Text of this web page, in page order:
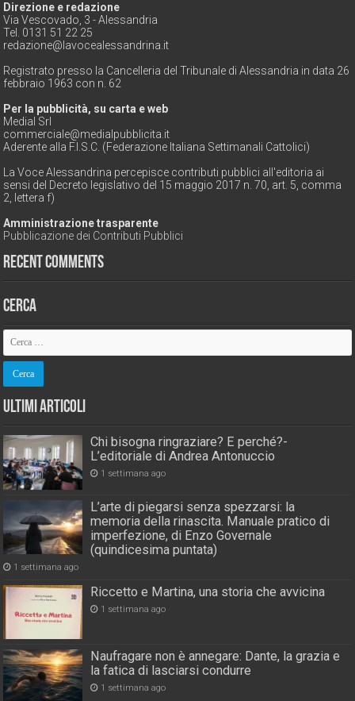
Direzione e redazione
Via Vescovado, 3 - Alessandria
Tel. 0131 51 22 25
redazione@lavocealessandrina.it
Registrato presso la Cancelleria del Tribunale di Alessandria in data 26
febbraio 1963 con n. 62
Per la pubblicità, su carta e web
Medial Srl
commerciale@medialpubblicita.it
Aderente alla F.I.S.C. (Federazione Italiana Settimanali Cattolici)
La Voce Alessandrina percepisce contributi pubblici all'editoria ai
sensi del Decreto legislativo del 15 maggio 2017 n. 70, art. 5, comma
2, lettera f)
Amministrazione trasparente
Pubblicazione dei Contributi Pubblici
Recent Comments
Cerca
Ultimi Articoli
Chi bisogna ringraziare? E perché?-
L’editoriale di Andrea Antonuccio
1 settimana ago
L’arte di piegarsi senza spezzarsi: la
memoria della rinascita. Manuale pratico di
imperfezione, di Enzo Governale
(quindicesima puntata)
1 settimana ago
Riccetto e Martina, una storia che avvicina
1 settimana ago
Naufragare non è annegare: Dante, la grazia e
la fatica di lasciarsi condurre
1 settimana ago